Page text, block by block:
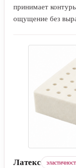
принимает
ощущение без
Латекс